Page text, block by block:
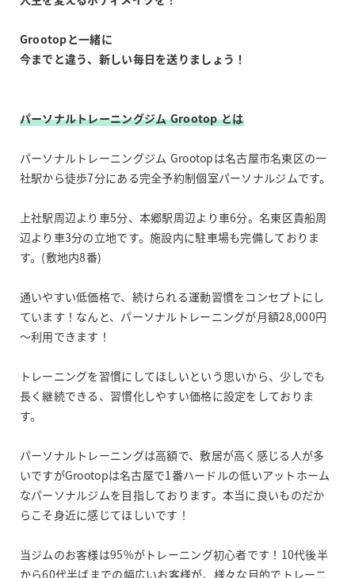
Grootopと一緒に
今までと違う、新しい毎日を送りましょう！
パーソナルトレーニングジム Grootop とは
パーソナルトレーニングジム Grootopは名古屋市名東区の一
社駅から徒歩7分にある完全予約制個室パーソナルジムです。
上社駅周辺より車5分、本郷駅周辺より車6分。名東区貴船周
辺より車3分の立地です。施設内に駐車場も完備しておりま
す。(敷地内8番)
通いやすい低価格で、続けられる運動習慣をコンセプトにし
ています！なんと、パーソナルトレーニングが月額28,000円
～利用できます！
トレーニングを習慣にしてほしいという思いから、少しでも
長く継続できる、習慣化しやすい価格に設定をしておりま
す。
パーソナルトレーニングは高額で、敷居が高く感じる人が多
いですがGrootopは名古屋で1番ハードルの低いアットホーム
なパーソナルジムを目指しております。本当に良いものだか
らこそ身近に感じてほしいです！
当ジムのお客様は95%がトレーニング初心者です！10代後半
から60代半ばまでの幅広いお客様が、様々な目的でトレーニ